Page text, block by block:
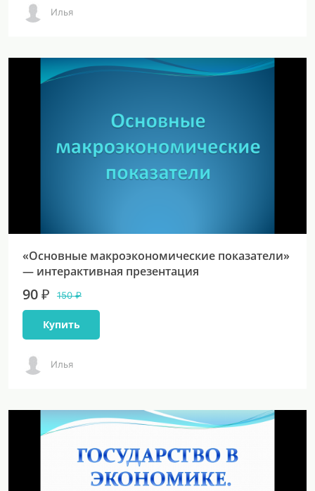
Илья
«Основные макроэкономические показатели»
— интерактивная презентация
90 ₽ 150 ₽
Купить
Илья